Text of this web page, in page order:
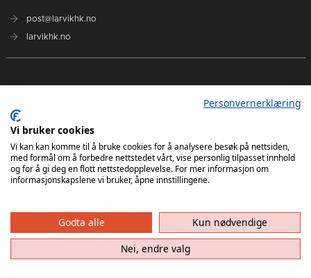
post@larvikhk.no
larvikhk.no
Personvernerklæring
Vi bruker cookies
Vi kan kan komme til å bruke cookies for å analysere besøk på nettsiden,
med formål om å forbedre nettstedet vårt, vise personlig tilpasset innhold
og for å gi deg en flott nettstedopplevelse. For mer informasjon om
informasjonskapslene vi bruker, åpne innstillingene.
Godta alle
Kun nødvendige
Nei, endre valg